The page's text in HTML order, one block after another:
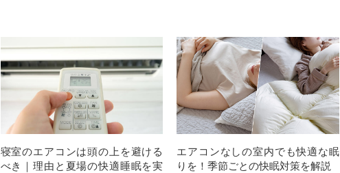
寝室のエアコンは頭の上を避ける
べき｜理由と夏場の快適睡眠を実
エアコンなしの室内でも快適な眠
りを！季節ごとの快眠対策を解説